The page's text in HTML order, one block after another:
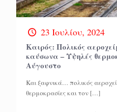
23 Ιουλίου, 2024
Καιρός: Πολικός
καύσωνα – Υψηλές
Αύγουστο
Και ξαφνικά… πολικός
θερμοκρασίες και τον […]